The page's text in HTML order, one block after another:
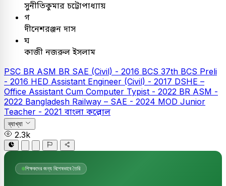
সুনীতিকুমার চট্টোপাধ্যায়
গ
দীনেশরঞ্জন দাস
ঘ
কাজী নজরুল ইসলাম
PSC BR ASM BR SAE (Civil) - 2016 BCS 37th BCS Preli
- 2016 HED Assistant Engineer (Civil) - 2017 DSHE –
Office Assistant Cum Computer Typist - 2022 BR ASM -
2022 Bangladesh Railway – SAE - 2024 MOD Junior
Teacher - 2021 বাংলা কল্লোল
ব্যাখ্যা
2.3k
শিক্ষকদের জন্য বিশেষভাবে তৈরি